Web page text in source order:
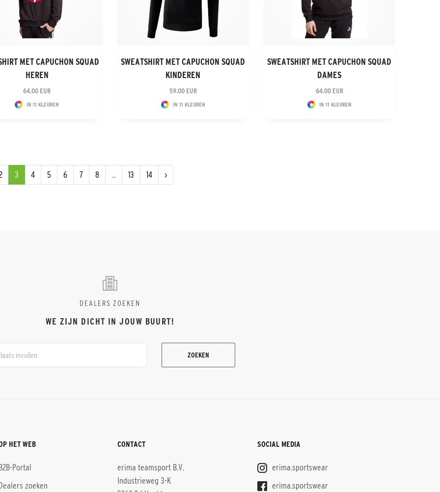
MET CAPUCHON SQUAD
HEREN
64.00 EUR
IN 11 KLEUREN
SWEATSHIRT MET CAPUCHON SQUAD
KINDEREN
59.00 EUR
IN 11 KLEUREN
SWEATSHIRT MET CAPUCHON SQUAD
DAMES
64.00 EUR
IN 11 KLEUREN
3 4 5 6 7 8 ... 13 14 ›
DEALERS ZOEKEN
WE ZIJN DICHT IN JOUW BUURT!
ZOEKEN
HET WEB
Portal
zoeken
CONTACT
erima teamsport B.V.
Industrieweg 3-K
SOCIAL MEDIA
erima.sportswear
erima.sportswear